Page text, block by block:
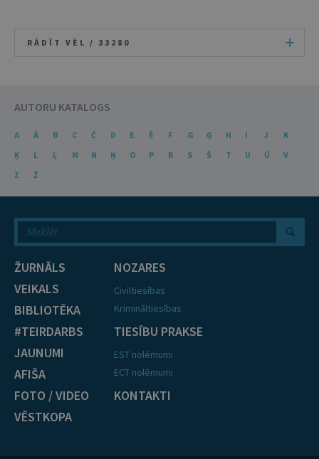
RĀDĪT VĒL / 33280
AUTORU KATALOGS
A Ā B C Č D E Ē F G Ģ H I J
K
Ķ
L Ļ M N Ņ O P R S Š T U Ū
V
Z
Ž
ŽURNĀLS
VEIKALS
BIBLIOTĒKA
#TEIRDARBS
JAUNUMI
AFIŠA
FOTO / VIDEO
VĒSTKOPA
NOZARES
Civiltiesības
Krimināltiesības
TIESĪBU PRAKSE
EST nolēmumi
ECT nolēmumi
KONTAKTI